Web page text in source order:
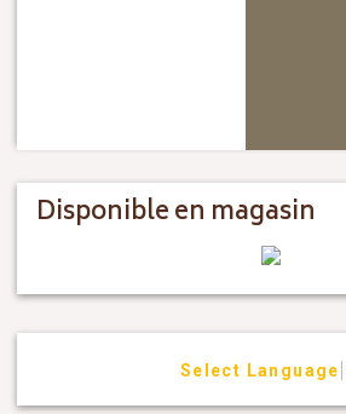
Disponible en magasin
Select Language